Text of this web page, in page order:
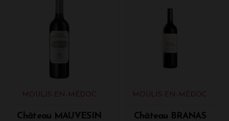
MOULIS-EN-MÉDOC
Château MAUVESIN
MOULIS-EN-MÉDOC
Château BRANAS